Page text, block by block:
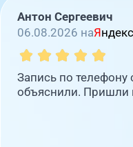
Антон Сергеевич
06.08.2026 наЯндекс
Запись по телефону
объяснили. Пришли